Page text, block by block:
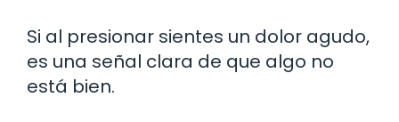
Si al presionar sientes un dolor agudo,
es una señal clara de que algo no
está bien.